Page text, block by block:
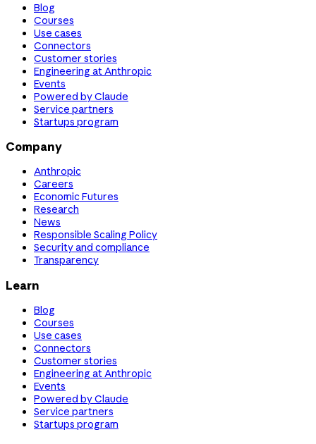
Blog
Courses
Use cases
Connectors
Customer stories
Engineering at Anthropic
Events
Powered by Claude
Service partners
Startups program
Company
Anthropic
Careers
Economic Futures
Research
News
Responsible Scaling Policy
Security and compliance
Transparency
Learn
Blog
Courses
Use cases
Connectors
Customer stories
Engineering at Anthropic
Events
Powered by Claude
Service partners
Startups program